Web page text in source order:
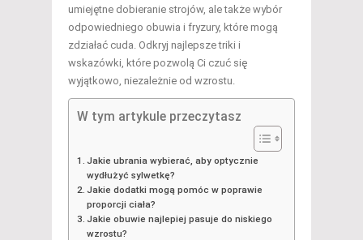
umiejętne dobieranie strojów, ale także wybór
odpowiedniego obuwia i fryzury, które mogą
zdziałać cuda. Odkryj najlepsze triki i
wskazówki, które pozwolą Ci czuć się
wyjątkowo, niezależnie od wzrostu.
W tym artykule przeczytasz
Jakie ubrania wybierać, aby optycznie
wydłużyć sylwetkę?
Jakie dodatki mogą pomóc w poprawie
proporcji ciała?
Jakie obuwie najlepiej pasuje do niskiego
wzrostu?